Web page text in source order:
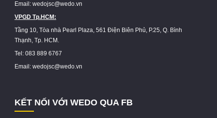
Email: wedojsc@wedo.vn
VPGD Tp.HCM:
Tầng 10, Tòa nhà Pearl Plaza, 561 Điện Biên Phủ, P.25, Q. Bình
Thạnh, Tp. HCM.
Tel: 083 889 6767
Email: wedojsc@wedo.vn
KẾT NỐI VỚI WEDO QUA FB